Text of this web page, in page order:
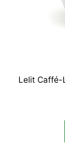
Lelit Caffé-